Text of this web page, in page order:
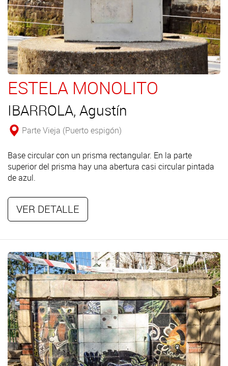
ESTELA MONOLITO
IBARROLA, Agustín
Parte Vieja (Puerto espigón)
Base circular con un prisma rectangular. En la parte
superior del prisma hay una abertura casi circular pintada
de azul.
VER DETALLE